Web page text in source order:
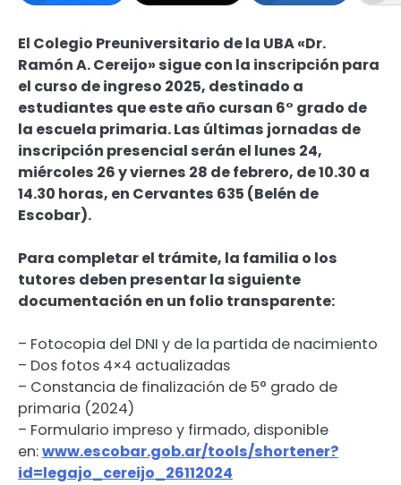
El Colegio Preuniversitario de la UBA «Dr.
Ramón A. Cereijo» sigue con la inscripción para
el curso de ingreso 2025, destinado a
estudiantes que este año cursan 6° grado de
la escuela primaria. Las últimas jornadas de
inscripción presencial serán el lunes 24,
miércoles 26 y viernes 28 de febrero, de 10.30 a
14.30 horas, en Cervantes 635 (Belén de
Escobar).
Para completar el trámite, la familia o los
tutores deben presentar la siguiente
documentación en un folio transparente:
– Fotocopia del DNI y de la partida de nacimiento
– Dos fotos 4×4 actualizadas
– Constancia de finalización de 5° grado de
primaria (2024)
– Formulario impreso y firmado, disponible
en:www.escobar.gob.ar/tools/shortener?
id=legajo_cereijo_26112024